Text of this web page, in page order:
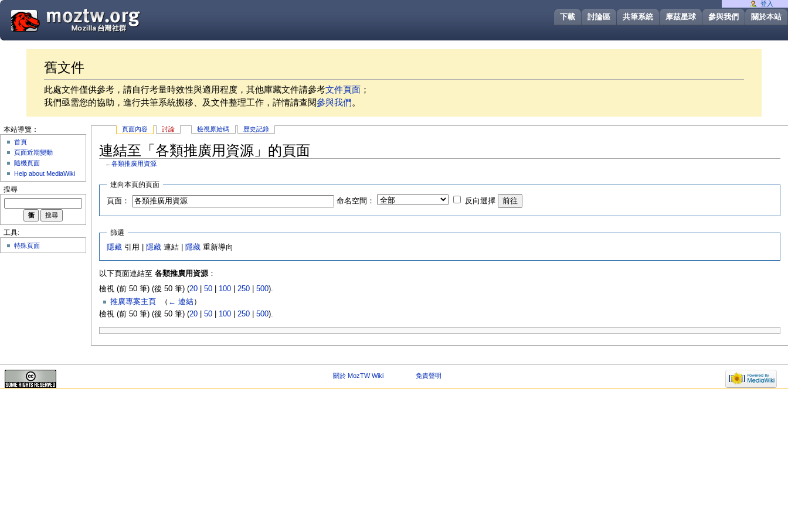
關於本站
參與我們
摩茲星球
共筆系統
討論區
下載
舊文件
此處文件僅供參考，請自行考量時效性與適用程度，其他庫藏文件請參考文件頁面 ；
我們亟需您的協助，進行共筆系統搬移、及文件整理工作，詳情請查閱參與我們。
頁面內容 討論 檢視原始碼 歷史記錄
連結至「各類推廣用資源」的頁面
←各類推廣用資源
連向本頁的頁面
頁面： 命名空間： 反向選擇
篩選
隱藏 引用 | 隱藏 連結 | 隱藏 重新導向
以下頁面連結至 各類推廣用資源：
檢視 (前 50 筆) (後 50 筆) (20| 50| 100| 250| 500).
推廣專案主頁
（ ← 連結）
檢視 (前 50 筆) (後 50 筆) (20| 50| 100| 250| 500).
登入
本站導覽：
首頁
頁面近期變動
隨機頁面
Help about MediaWiki
搜尋
工具:
特殊頁面
關於 MozTW Wiki 免責聲明